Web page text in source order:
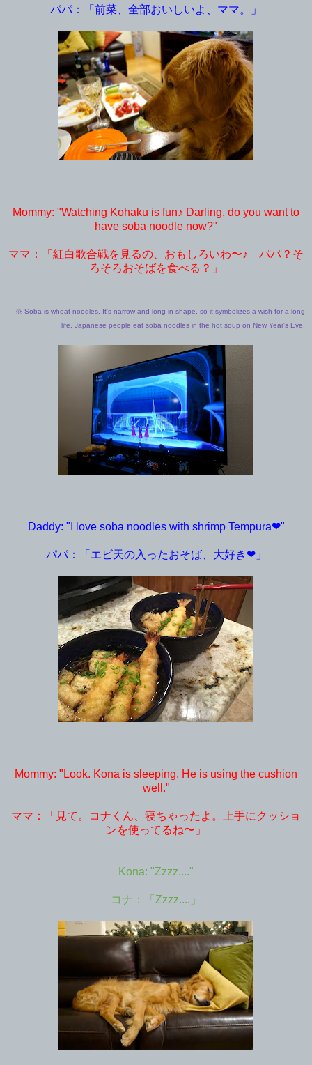
パパ：「前菜、全部おいしいよ、ママ。」
Mommy: "Watching Kohaku is fun♪ Darling, do you want to
have soba noodle now?"
ママ：「紅白歌合戦を見るの、おもしろいわ〜♪ パパ？そ
ろそろおそばを食べる？」
※ Soba is wheat noodles. It's narrow and long in shape, so it symbolizes a wish for a long
life. Japanese people eat soba noodles in the hot soup on New Year's Eve.
Daddy: "I love soba noodles with shrimp Tempura❤︎"
パパ：「エビ天の入ったおそば、大好き❤︎」
Mommy: "Look. Kona is sleeping. He is using the cushion
well."
ママ：「見て。コナくん、寝ちゃったよ。上手にクッショ
ンを使ってるね〜」
Kona: "Zzzz...."
コナ：「Zzzz....」